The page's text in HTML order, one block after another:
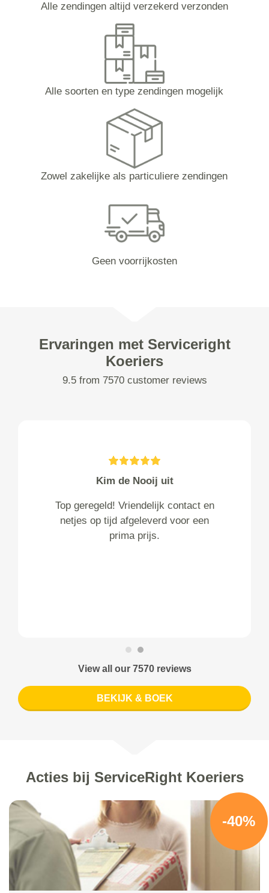
Alle zendingen altijd verzekerd verzonden
Alle soorten en type zendingen mogelijk
Zowel zakelijke als particuliere zendingen
Geen voorrijkosten
Ervaringen met Serviceright
Koeriers
9.5 from 7570 customer reviews
Kim de Nooij uit
Top geregeld! Vriendelijk contact en
netjes op tijd afgeleverd voor een
prima prijs.
View all our 7570 reviews
BEKIJK & BOEK
Acties bij ServiceRight Koeriers
-40%